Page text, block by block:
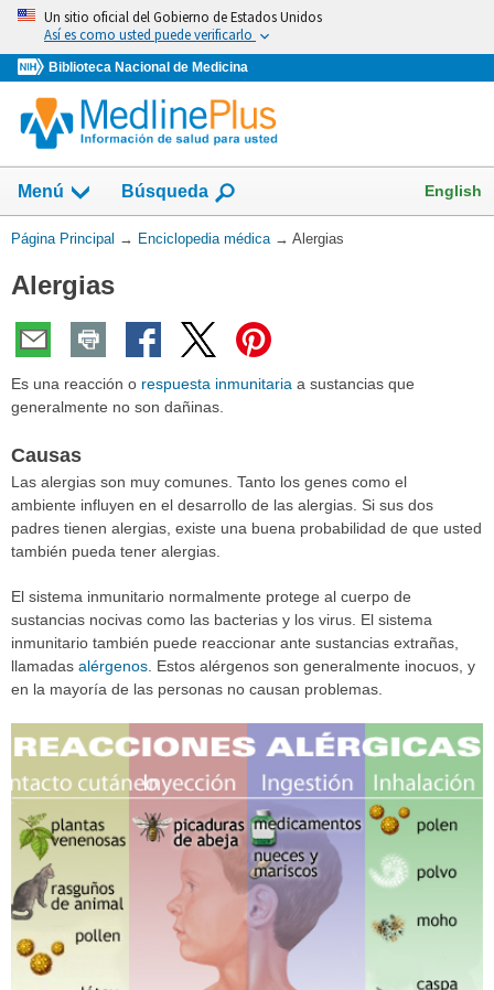
Omita
vaya
al
Contenido
Un sitio oficial del Gobierno de Estados Unidos
Así es como usted puede verificarlo
Biblioteca Nacional de Medicina
Menú Búsqueda English
Usted
aquí:
Página Principal → Enciclopedia médica → Alergias
Alergias
Es una reacción o respuesta inmunitaria a sustancias que
generalmente no son dañinas.
Causas
Las alergias son muy comunes. Tanto los genes como el
ambiente influyen en el desarrollo de las alergias. Si sus dos
padres tienen alergias, existe una buena probabilidad de que usted
también pueda tener alergias.
El sistema inmunitario normalmente protege al cuerpo de
sustancias nocivas como las bacterias y los virus. El sistema
inmunitario también puede reaccionar ante sustancias extrañas,
llamadas alérgenos . Estos alérgenos son generalmente inocuos, y
en la mayoría de las personas no causan problemas.